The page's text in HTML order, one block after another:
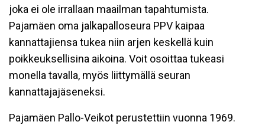
joka ei ole irrallaan maailman tapahtumista.
Pajamäen oma jalkapalloseura PPV kaipaa
kannattajiensa tukea niin arjen keskellä kuin
poikkeuksellisina aikoina. Voit osoittaa tukeasi
monella tavalla, myös liittymällä seuran
kannattajajäseneksi.
Pajamäen Pallo-Veikot perustettiin vuonna 1969.